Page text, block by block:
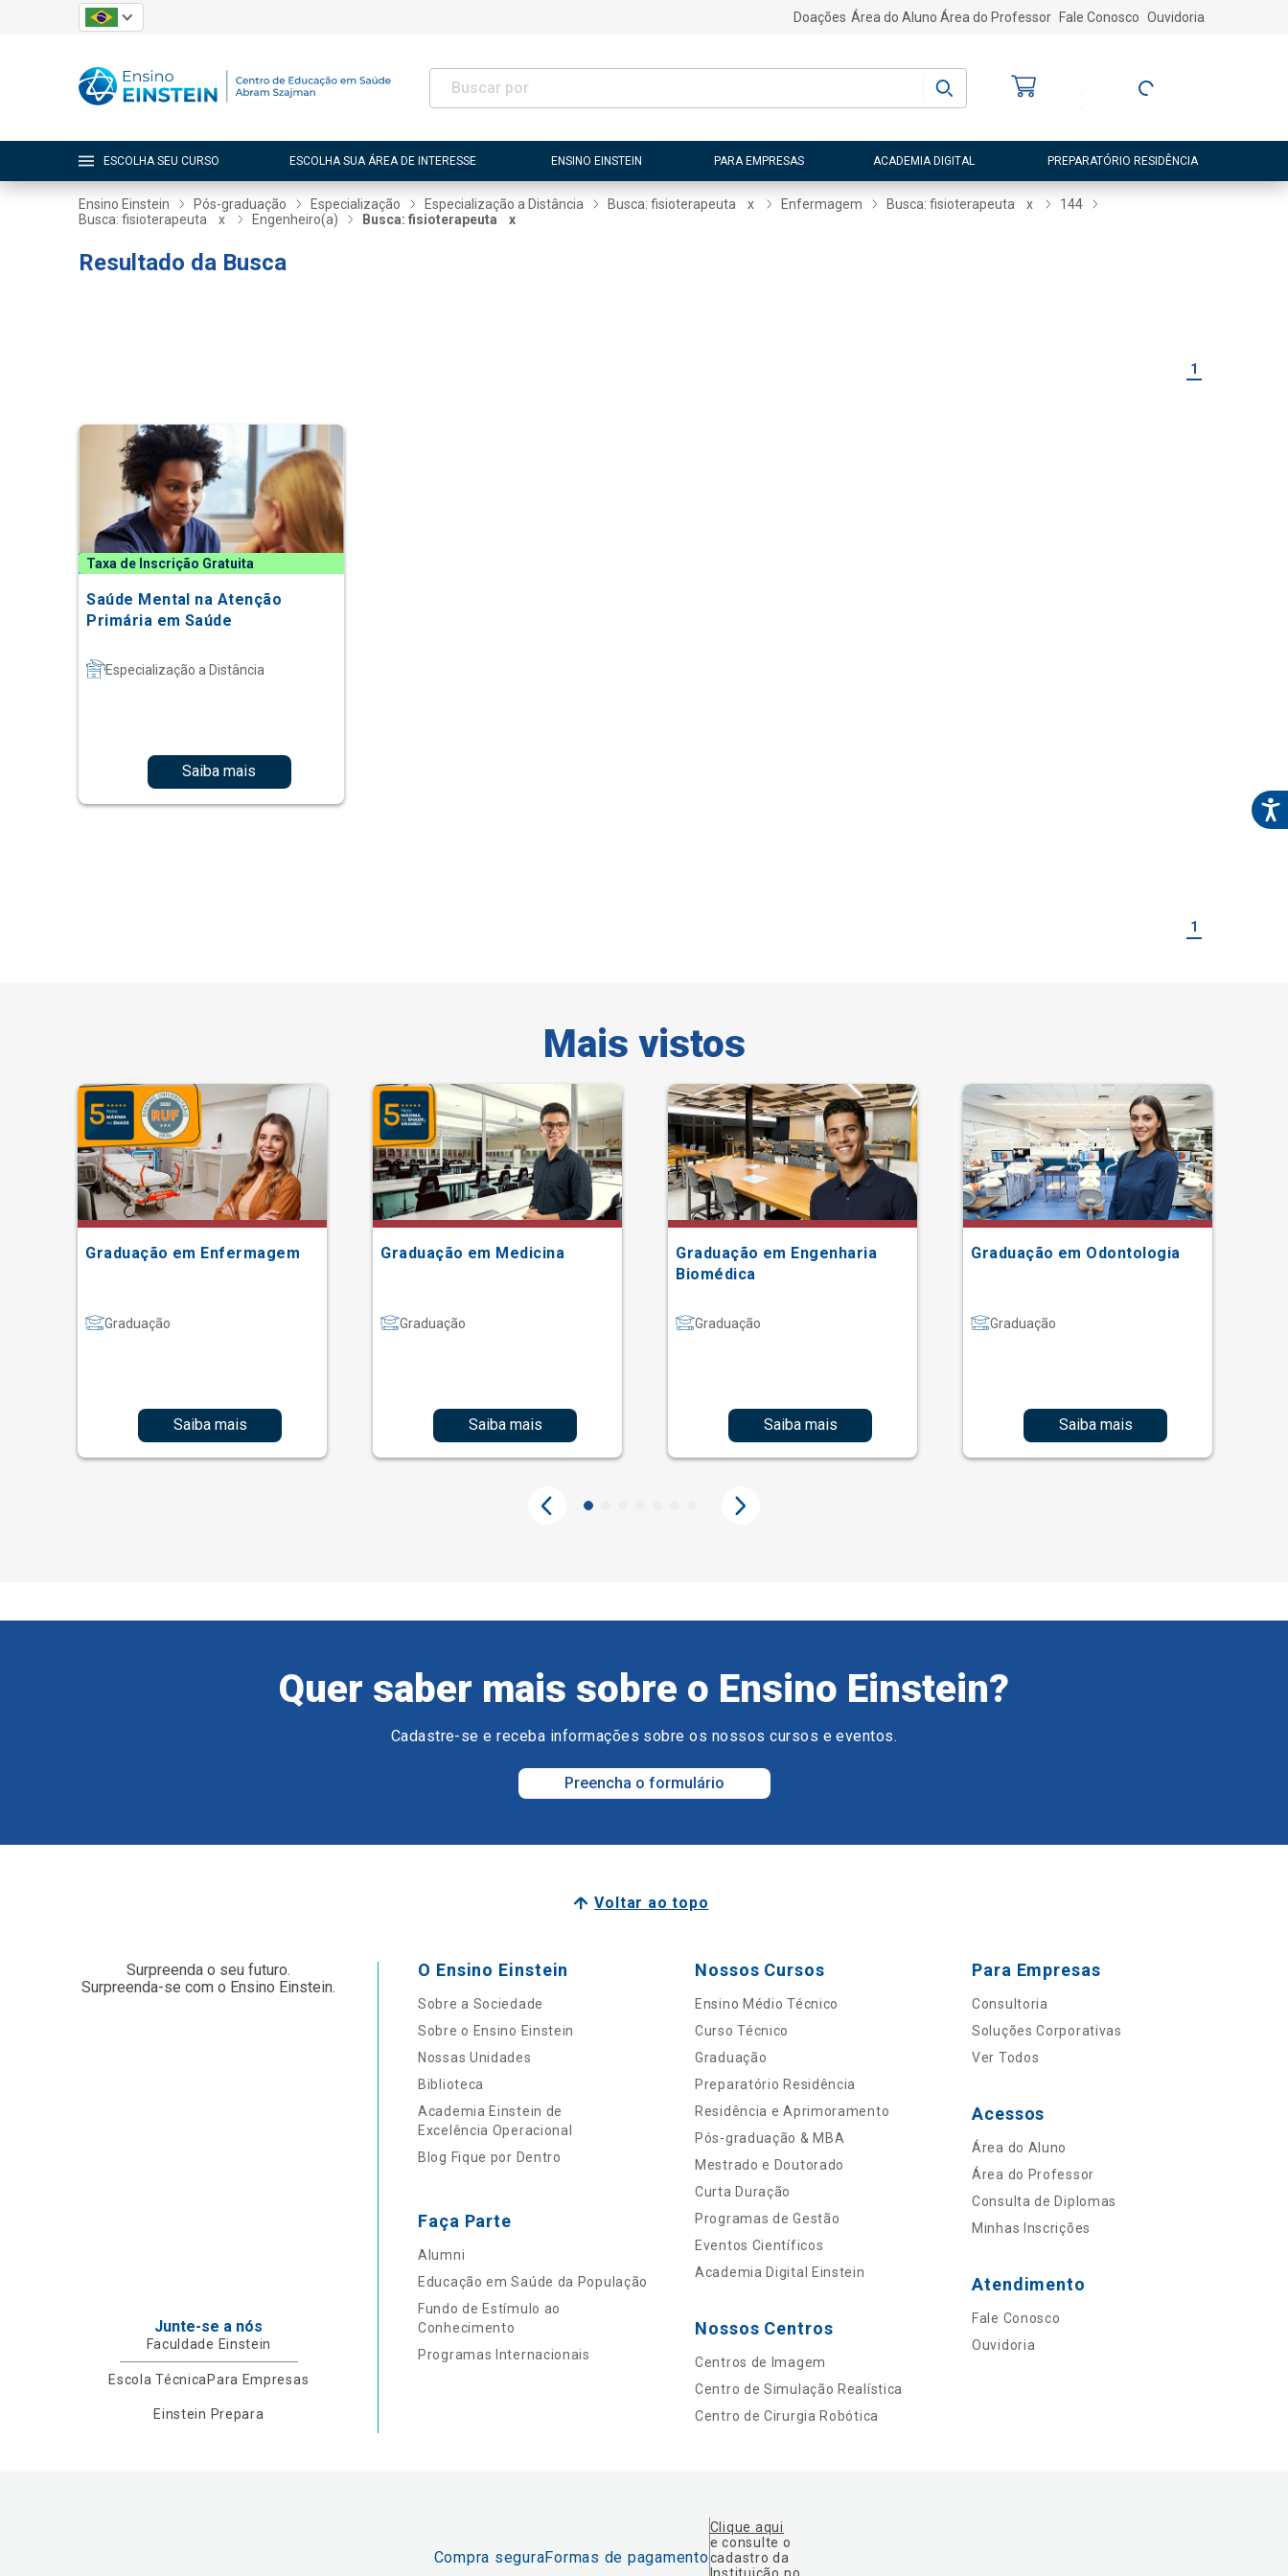
Doações Área do Aluno Área do Professor Fale Conosco Ouvidoria
Entre ou Cadastre-
ESCOLHA SEU CURSO ESCOLHA SUA ÁREA DE INTERESSE ENSINO EINSTEIN PARA EMPRESAS ACADEMIA DIGITAL PREPARATÓRIO RESIDÊNCIA
Ensino Einstein Pós-graduação Especialização Especialização a Distância Busca: fisioterapeuta x Enfermagem Busca: fisioterapeuta x
144
Busca: fisioterapeuta
x Engenheiro(a) Busca: fisioterapeuta x
Resultado da Busca
1
Taxa de Inscrição Gratuita
Saúde Mental na Atenção
Primária em Saúde
Especialização a Distância
Saiba mais
1
Mais vistos
Graduação em Enfermagem
Graduação
Saiba mais
Graduação em Medicina
Graduação
Saiba mais
Graduação em Engenharia
Biomédica
Graduação
Saiba mais
Graduação em Odontologia
Graduação
Saiba mais
Quer saber mais sobre o Ensino Einstein?
Cadastre-se e receba informações sobre os nossos cursos e eventos.
Preencha o formulário
Voltar ao topo
Surpreenda o seu futuro.
Surpreenda-se com o Ensino Einstein.
Junte-se a nós
Faculdade Einstein
Escola Técnica Para Empresas
Einstein Prepara
O Ensino Einstein
Sobre a Sociedade
Sobre o Ensino Einstein
Nossas Unidades
Biblioteca
Academia Einstein de
Excelência Operacional
Blog Fique por Dentro
Faça Parte
Alumni
Educação em Saúde da População
Fundo de Estímulo ao
Conhecimento
Programas Internacionais
Nossos Cursos
Ensino Médio Técnico
Curso Técnico
Graduação
Preparatório Residência
Residência e Aprimoramento
Pós-graduação & MBA
Mestrado e Doutorado
Curta Duração
Programas de Gestão
Eventos Científicos
Academia Digital Einstein
Nossos Centros
Centros de Imagem
Centro de Simulação Realística
Centro de Cirurgia Robótica
Para Empresas
Consultoria
Soluções Corporativas
Ver Todos
Acessos
Área do Aluno
Área do Professor
Consulta de Diplomas
Minhas Inscrições
Atendimento
Fale Conosco
Ouvidoria
Compra seguraFormas de pagamento
Clique aqui
e consulte o
cadastro da